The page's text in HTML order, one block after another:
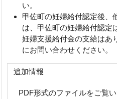
い。
甲佐町の妊婦給付認定後、
は、甲佐町の妊婦給付認定
妊婦支援給付金の支給はあ
にお問い合わせください。
追加情報
PDF形式のファイルをご覧